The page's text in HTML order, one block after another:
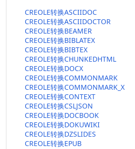
CREOLE转换ASCIIDOC
CREOLE转换ASCIIDOCTOR
CREOLE转换BEAMER
CREOLE转换BIBLATEX
CREOLE转换BIBTEX
CREOLE转换CHUNKEDHTML
CREOLE转换DOCX
CREOLE转换COMMONMARK
CREOLE转换COMMONMARK_X
CREOLE转换CONTEXT
CREOLE转换CSLJSON
CREOLE转换DOCBOOK
CREOLE转换DOKUWIKI
CREOLE转换DZSLIDES
CREOLE转换EPUB